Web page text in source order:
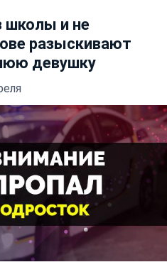
школы и не
разыскивают
девушку